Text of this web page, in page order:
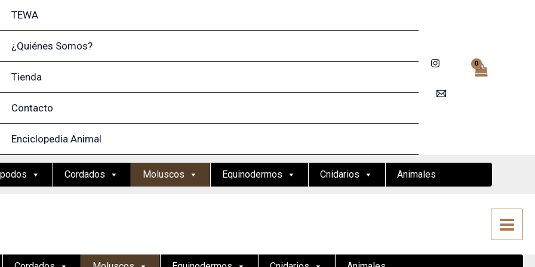
TEWA
¿Quiénes Somos?
Tienda
Contacto
Enciclopedia Animal
Cordados Moluscos Equinodermos Cnidarios Animales